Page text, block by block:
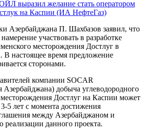
выразил желание стать оператором
на Каспии (ИА НефтеГаз)
Азербайджана П. Шахбазов заявил, что
участвовать в разработке
месторождения Достлуг в
В настоящее время предложение
сторонами.
компании SOCAR
Азербайджана) добыча углеводородного
Достлуг на Каспии может
3-5 лет с момента достижения
между Азербайджаном и
реализации данного проекта.